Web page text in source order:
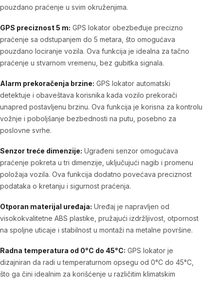
pouzdano praćenje u svim okruženjima.
GPS preciznost 5 m: GPS lokator obezbeđuje precizno
praćenje sa odstupanjem do 5 metara, što omogućava
pouzdano lociranje vozila. Ova funkcija je idealna za tačno
praćenje u stvarnom vremenu, bez gubitka signala.
Alarm prekoračenja brzine: GPS lokator automatski
detektuje i obaveštava korisnika kada vozilo prekorači
unapred postavljenu brzinu. Ova funkcija je korisna za kontrolu
vožnje i poboljšanje bezbednosti na putu, posebno za
poslovne svrhe.
Senzor treće dimenzije: Ugrađeni senzor omogućava
praćenje pokreta u tri dimenzije, uključujući nagib i promenu
položaja vozila. Ova funkcija dodatno povećava preciznost
podataka o kretanju i sigurnost praćenja.
Otporan materijal uređaja: Uređaj je napravljen od
visokokvalitetne ABS plastike, pružajući izdržljivost, otpornost
na spoljne uticaje i stabilnost u montaži na metalne površine.
Radna temperatura od 0°C do 45°C: GPS lokator je
dizajniran da radi u temperaturnom opsegu od 0°C do 45°C,
što ga čini idealnim za korišćenje u različitim klimatskim